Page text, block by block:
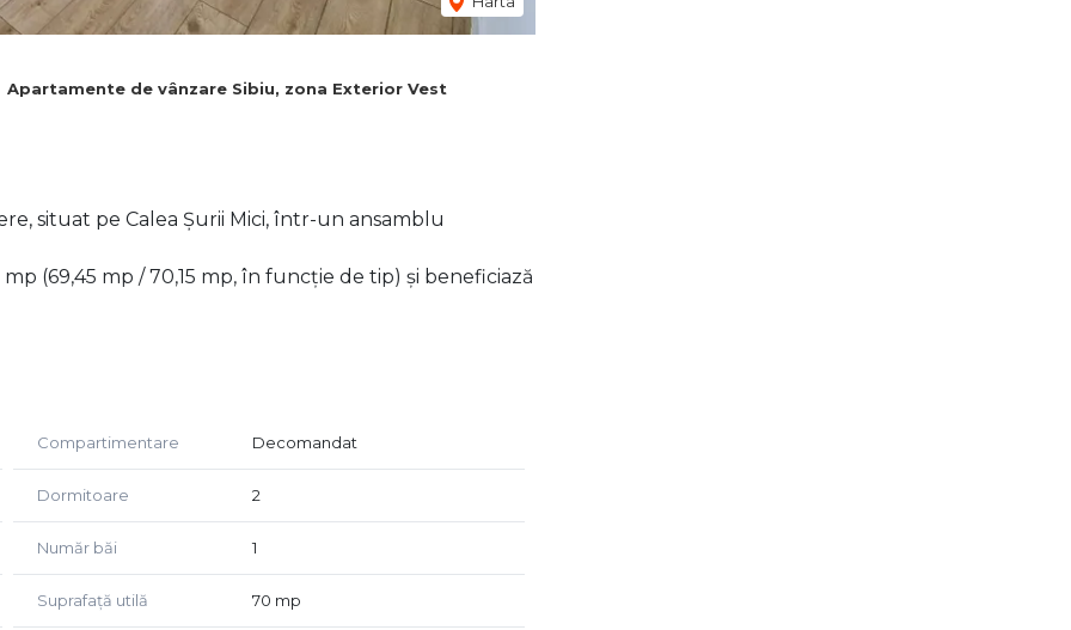
Apartamente de vânzare Sibiu, zona Exterior Vest
situat pe Calea Șurii Mici, într-un ansamblu
(69,45 mp / 70,15 mp, în funcție de tip) și beneficiază
baie, hol și balcon.
poziție, cu tablou general și siguranțe dedicate.
preferințele clientului.
Compartimentare Decomandat
Dormitoare 2
Număr băi 1
Suprafață utilă 70 mp